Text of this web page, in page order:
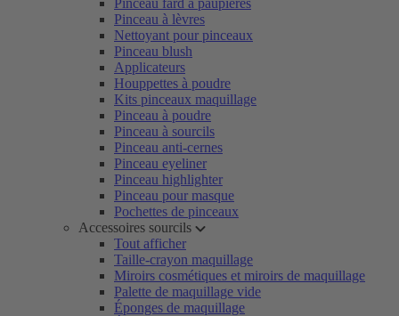
Pinceau fard à paupières
Pinceau à lèvres
Nettoyant pour pinceaux
Pinceau blush
Applicateurs
Houppettes à poudre
Kits pinceaux maquillage
Pinceau à poudre
Pinceau à sourcils
Pinceau anti-cernes
Pinceau eyeliner
Pinceau highlighter
Pinceau pour masque
Pochettes de pinceaux
Accessoires sourcils
Tout afficher
Taille-crayon maquillage
Miroirs cosmétiques et miroirs de maquillage
Palette de maquillage vide
Éponges de maquillage